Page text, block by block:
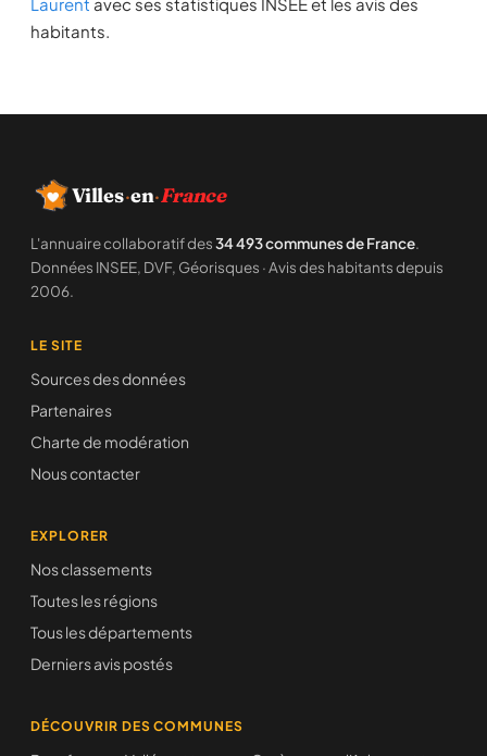
habitants.
Villes·en·France
L'annuaire collaboratif des34 493 communes de France.
Données INSEE, DVF, Géorisques · Avis des habitants depuis
2006.
LE SITE
Sources des données
Partenaires
Charte de modération
Nous contacter
EXPLORER
Nos classements
Toutes les régions
Tous les départements
Derniers avis postés
DÉCOUVRIR DES COMMUNES